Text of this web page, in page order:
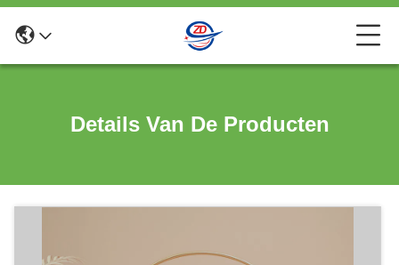
Details Van De Producten